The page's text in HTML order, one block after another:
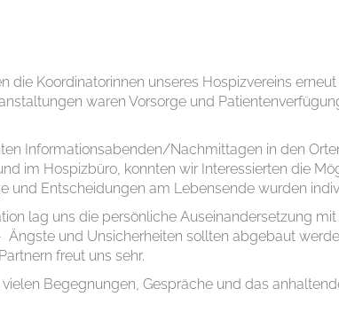
die Koordinatorinnen unseres Hospizvereins
waren Vorsorge und
Informationsabenden/Nachmittagen in den
im Hospizbüro, konnten wir Interessierten die
und Entscheidungen am Lebensende wurden
lag uns die persönliche Auseinandersetzung
und Unsicherheiten sollten abgebaut
freut uns sehr.
Begegnungen, Gespräche und das